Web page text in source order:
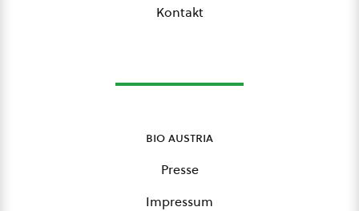
Kontakt
bio austria
Presse
Impressum